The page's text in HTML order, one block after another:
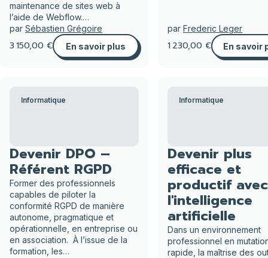
maintenance de sites web à
l’aide de Webflow.…
par Sébastien Grégoire
3 150,00 € En savoir plus
par Frederic Leger
1 230,00 € En savoir
Informatique
Devenir DPO –
Référent RGPD
Former des professionnels
capables de piloter la
conformité RGPD de manière
autonome, pragmatique et
opérationnelle, en entreprise ou
en association. À l’issue de la
formation, les…
Informatique
Devenir plus
efficace et
productif avec
l'intelligence
artificielle
Dans un environnement
professionnel en
rapide, la maîtrise des